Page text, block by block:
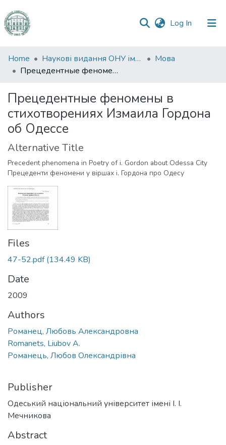
Log In (current)
Communities
&
All of DSpace
Statistics
Home Наукові видання ОНУ імені І. І. Мечникова
Мова
Прецедентные феномены в стихотворениях Измаила Гордона об Одессе
Прецедентные феномены в
стихотворениях Измаила Гордона
об Одессе
Alternative Title
Precedent phenomena in Poetry of i. Gordon about Odessa City
Прецеденти феномени у віршах і. Гордона про Oдесу
Files
47-52.pdf(134.49 KB)
Date
2009
Authors
Романец, Любовь Александровна
Romanets, Liubov A.
Романець, Любов Олександрівна
Publisher
Одеський національний університет імені І. І.
Мечникова
Abstract